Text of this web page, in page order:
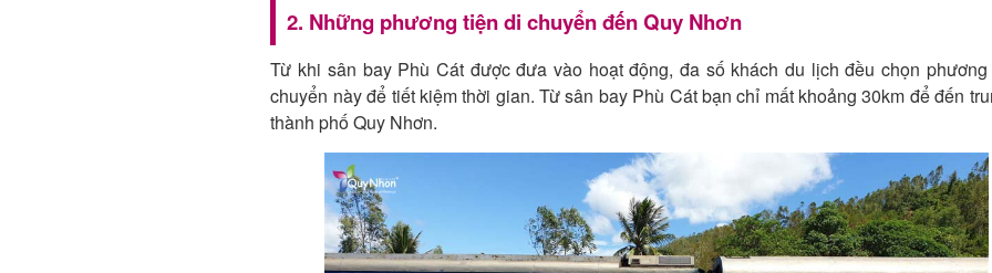
2. Những phương tiện di chuyển đến Quy Nhơn
Từ khi sân bay Phù Cát được đưa vào hoạt động, đa số khách du lịch đều chọn
chuyển này để tiết kiệm thời gian. Từ sân bay Phù Cát bạn chỉ mất khoảng 30km để đến
thành phố Quy Nhơn.